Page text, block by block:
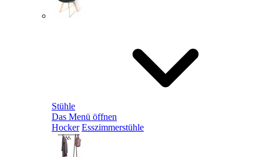
Stühle
Das Menü öffnen
Hocker Esszimmerstühle